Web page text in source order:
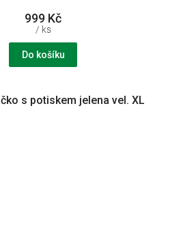
999 Kč
/ ks
Do košíku
s potiskem jelena vel. XL